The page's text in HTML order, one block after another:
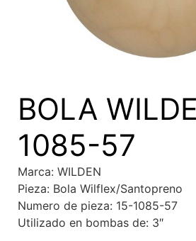
BOLA
1085-57
Marca: WILDEN
Pieza: Bola Wilflex/Santopreno
Numero de pieza: 15-1085-57
Utilizado en bombas de: 3″